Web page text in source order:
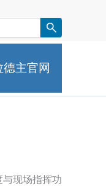
德主官网
现场指挥功